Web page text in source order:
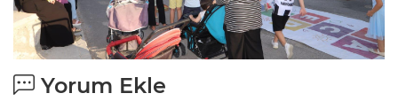
Yorum Ekle